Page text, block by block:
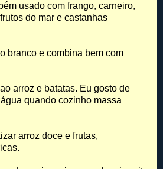
usado com frango, carneiro,
do mar e castanhas
branco e combina bem com
arroz e batatas. Eu gosto de
quando cozinho massa
arroz doce e frutas,